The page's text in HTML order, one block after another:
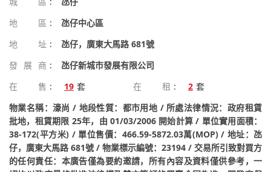
地區 :
氹仔中心區
地址 :
氹仔，廣東大馬路 681號
發展商 :
氹仔新城市發展有限公司
在售 : 19 套 在租 : 2 套
物業名稱：濠尚 / 地段性質：都市用地 / 所處法律情況：政府租賃
批地，租賃期限 25年，由 01/03/2006 開始計算 / 單位實用面積：
38-172(平方米) / 單位售價：466.59-5872.03萬(MOP) / 地址：氹
仔，廣東大馬路 681號 / 物業標示編號：23194 / 交易所引致對買方
的任何責任：本廣告僅為要約邀請，所有內容及資料僅供參考，一